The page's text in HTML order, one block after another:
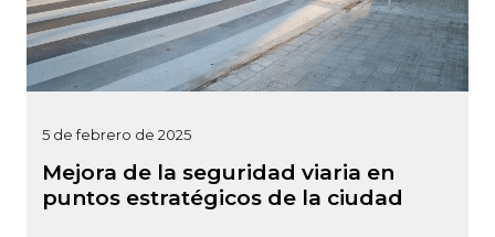
5 de febrero de 2025
Mejora de la seguridad viaria en
puntos estratégicos de la ciudad